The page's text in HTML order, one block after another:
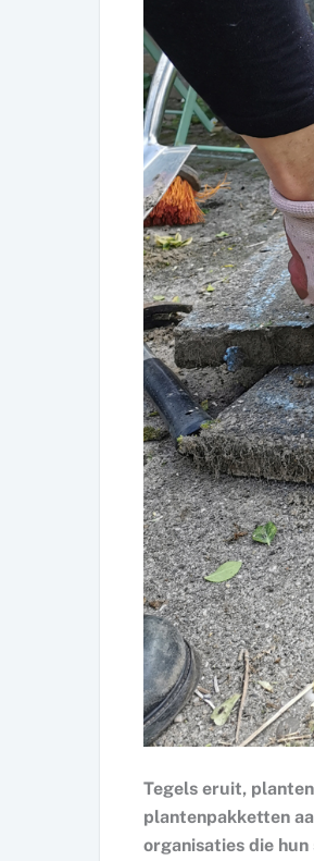
Tegels eruit,
plantenpakketten
organisaties die